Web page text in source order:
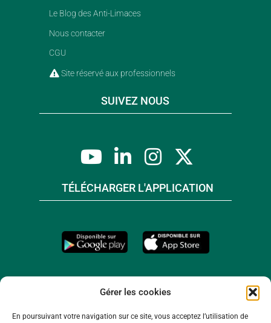
Gérer les cookies
En poursuivant votre navigation sur ce site, vous acceptez l’utilisation de
Le Blog des Anti-Limaces
Nous contacter
CGU
Site réservé aux professionnels
SUIVEZ NOUS
TÉLÉCHARGER L'APPLICATION